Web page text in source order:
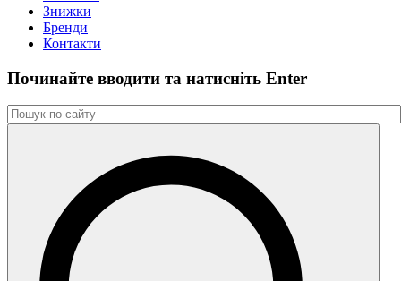
Знижки
Бренди
Контакти
Починайте вводити та натиснiть Enter